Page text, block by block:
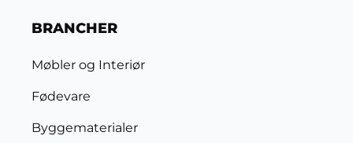
BRANCHER
Møbler og Interiør
Fødevare
Byggematerialer